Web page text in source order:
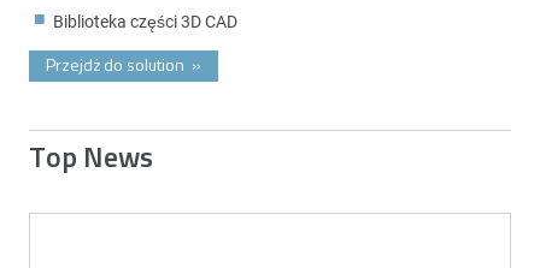
Biblioteka części 3D CAD
Przejdż do solution »
Top News